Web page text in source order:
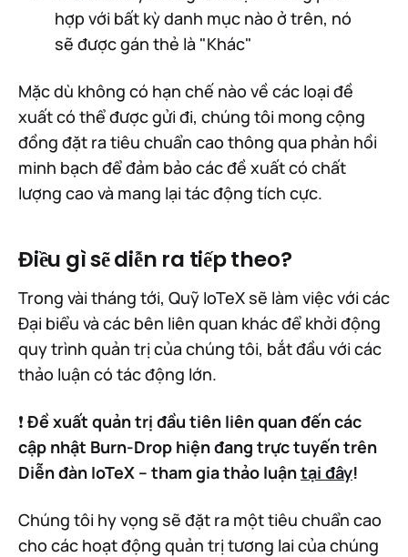
hợp với bất kỳ danh mục nào ở trên, nó
sẽ được gán thẻ là "Khác"
Mặc dù không có hạn chế nào về các loại đề
xuất có thể được gửi đi, chúng tôi mong cộng
đồng đặt ra tiêu chuẩn cao thông qua phản hồi
minh bạch để đảm bảo các đề xuất có chất
lượng cao và mang lại tác động tích cực.
Điều gì sẽ diễn ra tiếp theo?
Trong vài tháng tới, Quỹ IoTeX sẽ làm việc với các
Đại biểu và các bên liên quan khác để khởi động
quy trình quản trị của chúng tôi, bắt đầu với các
thảo luận có tác động lớn.
❗ ️ Đề xuất quản trị đầu tiên liên quan đến các
cập nhật Burn-Drop hiện đang trực tuyến trên
Diễn đàn IoTeX – tham gia thảo luậntại đây!
Chúng tôi hy vọng sẽ đặt ra một tiêu chuẩn cao
cho các hoạt động quản trị tương lai của chúng